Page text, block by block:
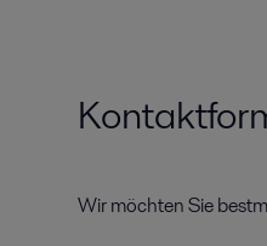
Wir möchten Sie